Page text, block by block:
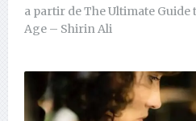
a partir de The Ultimate
Age – Shirin Ali